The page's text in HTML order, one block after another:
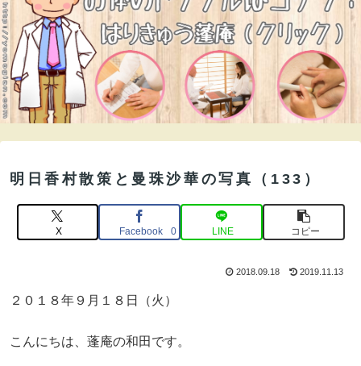
明日香村散策と曼珠沙華の写真（133）
X Facebook 0 LINE コピー
2018.09.18 2019.11.13
２０１８年９月１８日（火）
こんにちは、蓬庵の和田です。